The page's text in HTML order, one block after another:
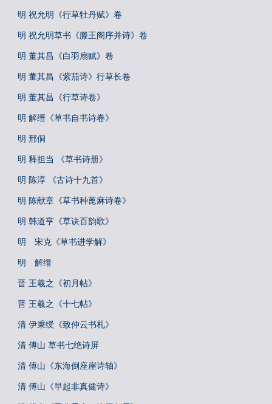
明 祝允明《行草牡丹赋》卷
明 祝允明草书《滕王阁序并诗》卷
明 董其昌《白羽扇赋》卷
明 董其昌《紫茄诗》行草长卷
明 董其昌《行草诗卷》
明 解缙《草书自书诗卷》
明 邢侗
明 释担当 《草书诗册》
明 陈淳 《古诗十九首》
明 陈献章《草书种蓖麻诗卷》
明 韩道亨《草诀百韵歌》
明 宋克《草书进学解》
明 解缙
晋 王羲之《初月帖》
晋 王羲之《十七帖》
清 伊秉绶《致仲云书札》
清 傅山 草书七绝诗屏
清 傅山《东海倒座崖诗轴》
清 傅山《早起非真健诗》